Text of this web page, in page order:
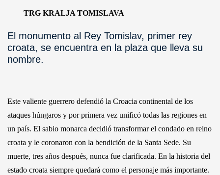
TRG KRALJA TOMISLAVA
El monumento al Rey Tomislav, primer rey
croata, se encuentra en la plaza que lleva su
nombre.
Este valiente guerrero defendió la Croacia continental de los
ataques húngaros y por primera vez unificó todas las regiones en
un país. El sabio monarca decidió transformar el condado en reino
croata y le coronaron con la bendición de la Santa Sede. Su
muerte, tres años después, nunca fue clarificada. En la historia del
estado croata siempre quedará como el personaje más importante.